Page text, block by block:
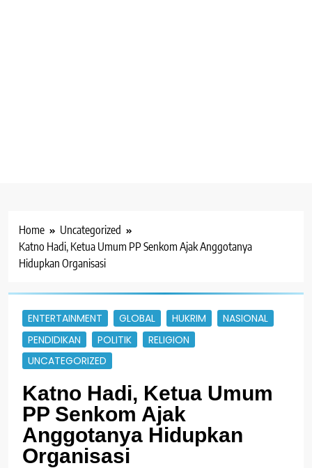
Home
Uncategorized
Katno Hadi, Ketua Umum PP Senkom Ajak Anggotanya
Hidupkan Organisasi
ENTERTAINMENT GLOBAL HUKRIM
NASIONAL
PENDIDIKAN
POLITIK
RELIGION
UNCATEGORIZED
Katno Hadi, Ketua Umum
PP Senkom Ajak
Anggotanya Hidupkan
Organisasi